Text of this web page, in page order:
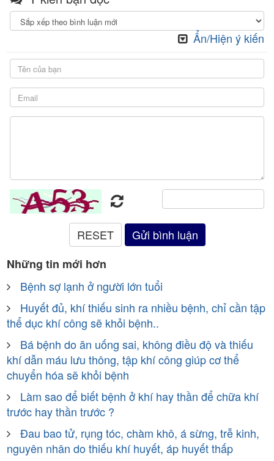
Ẩn/Hiện ý kiến
Những tin mới hơn
Bệnh sợ lạnh ở người lớn tuổi
Huyết đủ, khí thiếu sinh ra nhiều bệnh, chỉ cần tập
thể dục khí công sẽ khỏi bệnh..
Bá bệnh do ăn uống sai, không điều độ và thiếu
khí dẫn máu lưu thông, tập khí công giúp cơ thể
chuyển hóa sẽ khỏi bệnh
Làm sao để biết bệnh ở khí hay thần để chữa khí
trước hay thần trước ?
Đau bao tử, rụng tóc, chàm khô, á sừng, trễ kinh,
nguyên nhân do thiếu khí huyết, áp huyết thấp